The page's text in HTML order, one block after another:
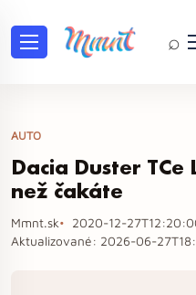
⌕
AUTO
Dacia Duster
než čakáte
Mmnt.sk
2020-12-
Aktualizované: 2026-06-